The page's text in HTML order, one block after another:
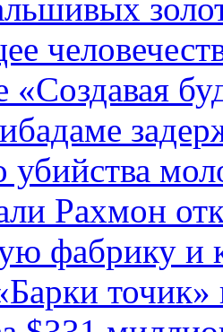
«Создавая
убийства
Рахмон
фабрику и